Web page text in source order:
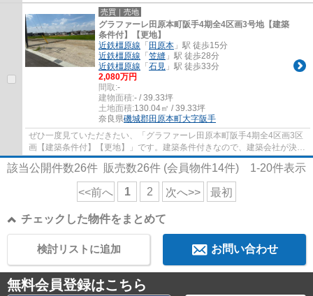
りやすいですよ。建築条件付きなので、売...
売買｜売地
グラファーレ田原本町阪手4期全4区画3号地【建築
条件付】【更地】
近鉄橿原線 「 田原本 」駅 徒歩15分
近鉄橿原線 「 笠縫 」駅 徒歩28分
近鉄橿原線 「 石見 」駅 徒歩33分
2,080万円
間取:-
建物面積:- / 39.33坪
土地面積:130.04㎡ / 39.33坪
奈良県磯城郡田原本町大字阪手
ぜひ一度見ていただきたい、「グラファーレ田原本町阪手4期全4区画3区
画【建築条件付】【更地】」です。建築条件付きなので、建築会社が決ま
っていることと併せて、土地購入から建物着...
該当公開件数26件 販売数26件 (会員物件14件) 1-20件表示
<<前へ 1 2 次へ>> 最初
チェックした物件をまとめて
お問い合わせ
検討リストに追加
無料会員登録はこちら